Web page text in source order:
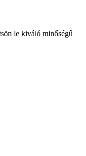
le kiváló minőségű